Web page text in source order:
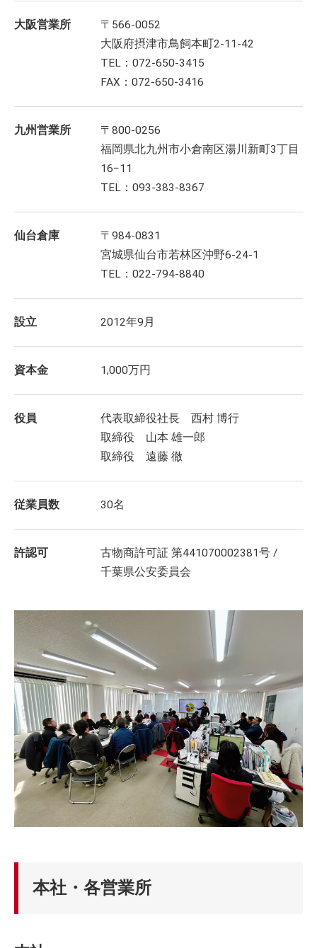
大阪営業所
〒566-0052
大阪府摂津市鳥飼本町2-11-42
TEL：072-650-3415
FAX：072-650-3416
九州営業所
〒800-0256
福岡県北九州市小倉南区湯川新町3丁目
16−11
TEL：093-383-8367
仙台倉庫
〒984-0831
宮城県仙台市若林区沖野6-24-1
TEL：022-794-8840
設立 2012年9月
資本金 1,000万円
役員
代表取締役社長 西村 博行
取締役 山本 雄一郎
取締役 遠藤 徹
従業員数 30名
許認可
古物商許可証 第441070002381号 /
千葉県公安委員会
本社・各営業所